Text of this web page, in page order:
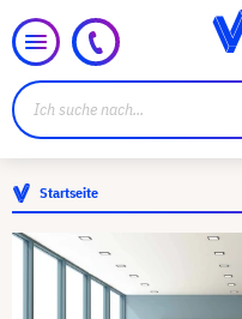
Startseite